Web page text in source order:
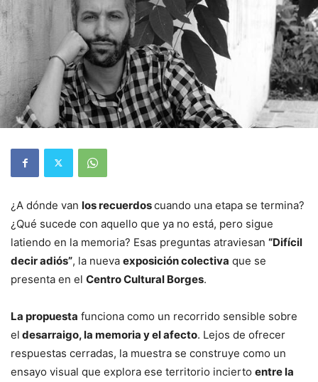
¿A dónde van los recuerdoscuando una etapa se termina?
¿Qué sucede con aquello que ya no está, pero sigue
latiendo en la memoria? Esas preguntas atraviesan “Difícil
decir adiós”, la nueva exposición colectiva que se
presenta en el Centro Cultural Borges.
La propuesta funciona como un recorrido sensible sobre
el desarraigo, la memoria y el afecto. Lejos de ofrecer
respuestas cerradas, la muestra se construye como un
ensayo visual que explora ese territorio incierto entre la